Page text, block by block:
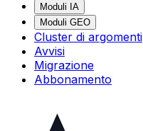
Moduli IA
Moduli GEO
Cluster di argomenti
Avvisi
Migrazione
Abbonamento